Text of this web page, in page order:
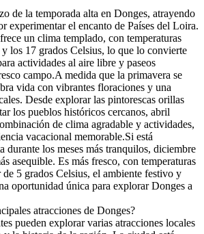
de la temporada alta en Donges, atrayendo
experimentar el encanto de Países del Loira.
un clima templado, con temperaturas
los 17 grados Celsius, lo que lo convierte
actividades al aire libre y paseos
campo.A medida que la primavera se
vida con vibrantes floraciones y una
Desde explorar las pintorescas orillas
los pueblos históricos cercanos, abril
de clima agradable y actividades,
vacacional memorable.Si está
durante los meses más tranquilos, diciembre
asequible. Es más fresco, con temperaturas
5 grados Celsius, el ambiente festivo y
oportunidad única para explorar Donges a
atracciones de Donges?
pueden explorar varias atracciones locales